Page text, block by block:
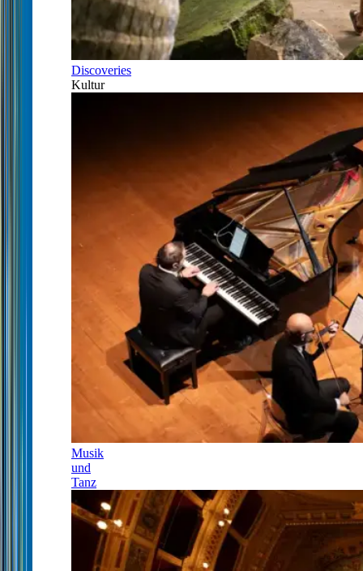
Discoveries
Kultur
Musik
und
Tanz